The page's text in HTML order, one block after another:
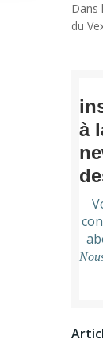
Dans
du
à